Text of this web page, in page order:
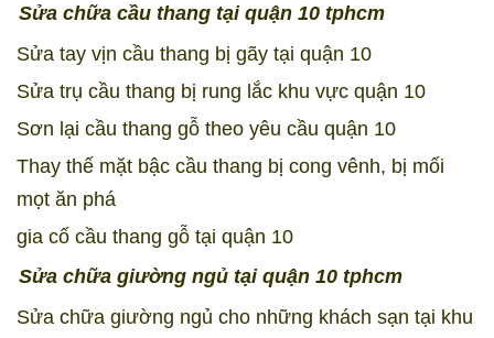
Sửa chữa cầu thang tại quận 10 tphcm
Sửa tay vịn cầu thang bị gãy tại quận 10
Sửa trụ cầu thang bị rung lắc khu vực quận 10
Sơn lại cầu thang gỗ theo yêu cầu quận 10
Thay thế mặt bậc cầu thang bị cong vênh, bị mối
mọt ăn phá
gia cố cầu thang gỗ tại quận 10
Sửa chữa giường ngủ tại quận 10 tphcm
Sửa chữa giường ngủ cho những khách sạn tại khu